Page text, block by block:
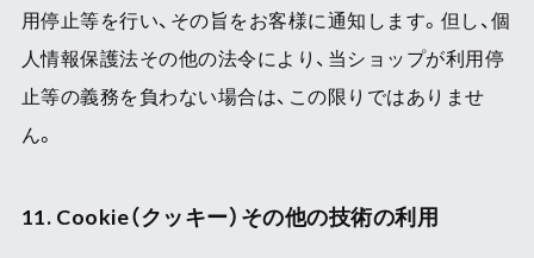
用停止等を行い、その旨をお客様に通知します。但し、個
人情報保護法その他の法令により、当ショップが利用停
止等の義務を負わない場合は、この限りではありませ
ん。
11. Cookie（クッキー）その他の技術の利用